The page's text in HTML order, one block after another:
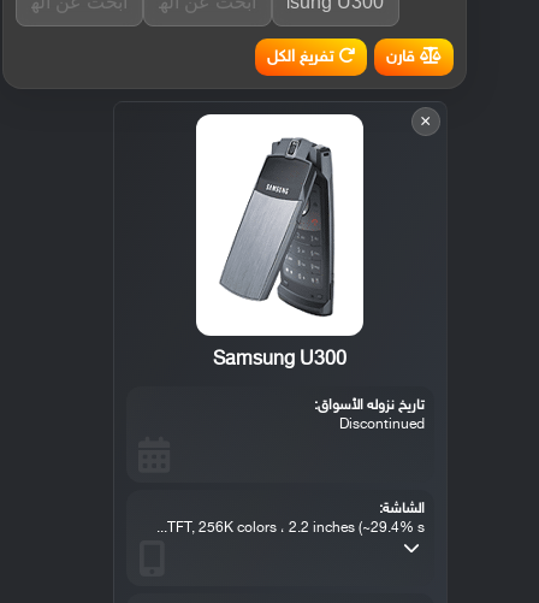
قارن تفريغ الكل
×
Samsung U300
تاريخ نزوله الأسواق:
Discontinued
الشاشة:
TFT, 256K colors ، 2.2 inches (~29.4% s...